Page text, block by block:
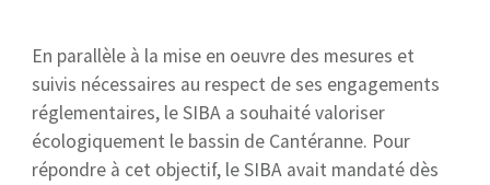
En parallèle à la mise en oeuvre des mesures et
suivis nécessaires au respect de ses engagements
réglementaires, le SIBA a souhaité valoriser
écologiquement le bassin de Cantéranne. Pour
répondre à cet objectif, le SIBA avait mandaté dès